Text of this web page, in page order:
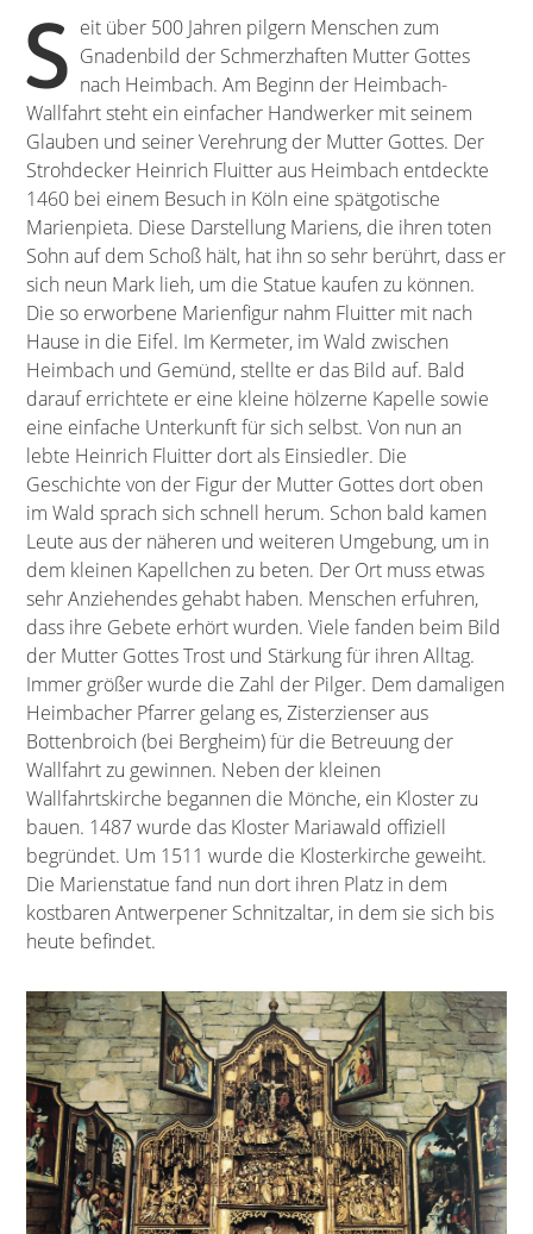
S eit über 500 Jahren pilgern Menschen zum
Gnadenbild der Schmerzhaften Mutter Gottes
nach Heimbach. Am Beginn der Heimbach-
Wallfahrt steht ein einfacher Handwerker mit seinem
Glauben und seiner Verehrung der Mutter Gottes. Der
Strohdecker Heinrich Fluitter aus Heimbach entdeckte
1460 bei einem Besuch in Köln eine spätgotische
Marienpieta. Diese Darstellung Mariens, die ihren toten
Sohn auf dem Schoß hält, hat ihn so sehr berührt, dass er
sich neun Mark lieh, um die Statue kaufen zu können.
Die so erworbene Marienfigur nahm Fluitter mit nach
Hause in die Eifel. Im Kermeter, im Wald zwischen
Heimbach und Gemünd, stellte er das Bild auf. Bald
darauf errichtete er eine kleine hölzerne Kapelle sowie
eine einfache Unterkunft für sich selbst. Von nun an
lebte Heinrich Fluitter dort als Einsiedler. Die
Geschichte von der Figur der Mutter Gottes dort oben
im Wald sprach sich schnell herum. Schon bald kamen
Leute aus der näheren und weiteren Umgebung, um in
dem kleinen Kapellchen zu beten. Der Ort muss etwas
sehr Anziehendes gehabt haben. Menschen erfuhren,
dass ihre Gebete erhört wurden. Viele fanden beim Bild
der Mutter Gottes Trost und Stärkung für ihren Alltag.
Immer größer wurde die Zahl der Pilger. Dem damaligen
Heimbacher Pfarrer gelang es, Zisterzienser aus
Bottenbroich (bei Bergheim) für die Betreuung der
Wallfahrt zu gewinnen. Neben der kleinen
Wallfahrtskirche begannen die Mönche, ein Kloster zu
bauen. 1487 wurde das Kloster Mariawald offiziell
begründet. Um 1511 wurde die Klosterkirche geweiht.
Die Marienstatue fand nun dort ihren Platz in dem
kostbaren Antwerpener Schnitzaltar, in dem sie sich bis
heute befindet.